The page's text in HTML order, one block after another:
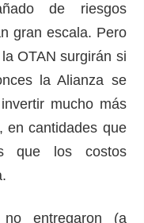
de riesgos
gran escala. Pero
OTAN surgirán si
la Alianza se
mucho más
en cantidades que
que los costos
entregaron (a